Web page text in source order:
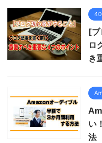
40
[ブ
ロ
き
い
法